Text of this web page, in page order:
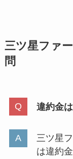
三ツ星ファ
問
違約金
三ツ星
は違約